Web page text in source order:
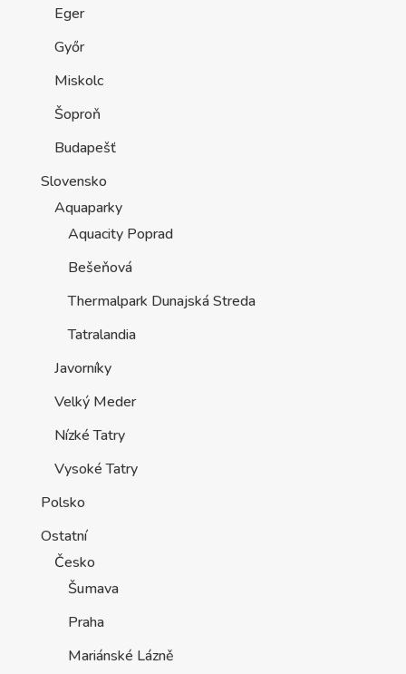
Eger
Győr
Miskolc
Šoproň
Budapešť
Slovensko
Aquaparky
Aquacity Poprad
Bešeňová
Thermalpark Dunajská Streda
Tatralandia
Javorníky
Velký Meder
Nízké Tatry
Vysoké Tatry
Polsko
Ostatní
Česko
Šumava
Praha
Mariánské Lázně